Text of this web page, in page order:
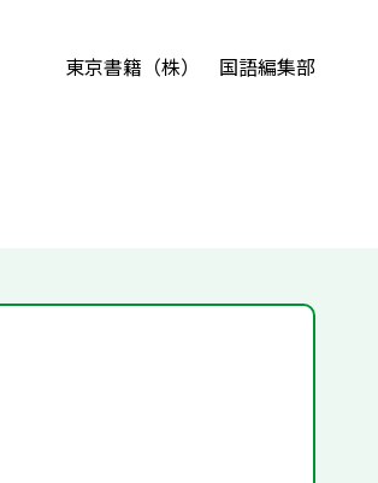
東京書籍（株） 国語編集部